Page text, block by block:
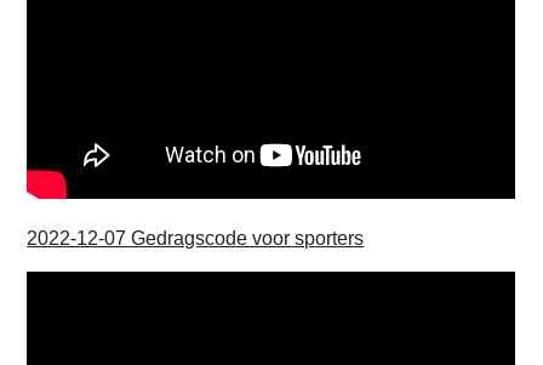
2022-12-07 Gedragscode voor sporters